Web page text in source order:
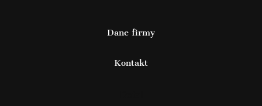
Dane firmy
Kontakt